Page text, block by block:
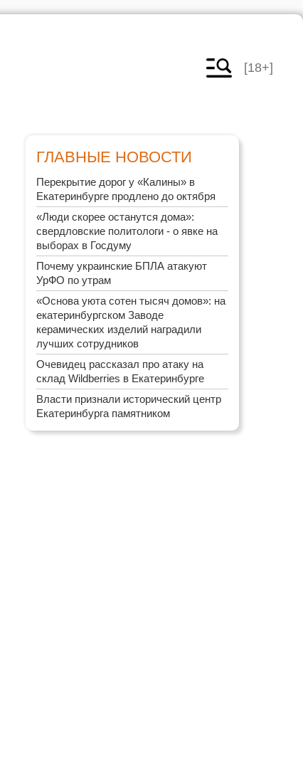
[18+]
ГЛАВНЫЕ НОВОСТИ
Перекрытие дорог у «Калины» в
Екатеринбурге продлено до октября
«Люди скорее останутся дома»:
свердловские политологи - о явке на
выборах в Госдуму
Почему украинские БПЛА атакуют
УрФО по утрам
«Основа уюта сотен тысяч домов»: на
екатеринбургском Заводе
керамических изделий наградили
лучших сотрудников
Очевидец рассказал про атаку на
склад Wildberries в Екатеринбурге
Власти признали исторический центр
Екатеринбурга памятником